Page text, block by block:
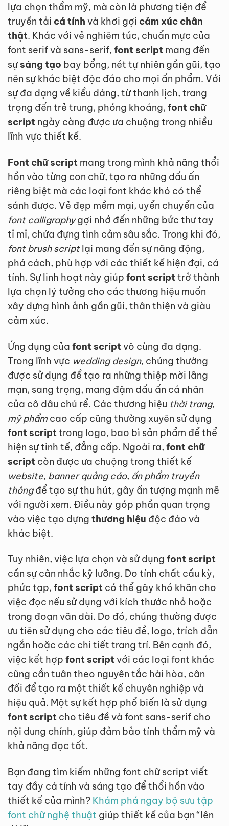
lựa chọn thẩm mỹ, mà còn là phương tiện để
truyền tải cá tính và khơi gợi cảm xúc chân
thật. Khác với vẻ nghiêm túc, chuẩn mực của
font serif và sans-serif, font script mang đến
sựsáng tạo bay bổng, nét tự nhiên gần gũi, tạo
nên sự khác biệt độc đáo cho mọi ấn phẩm. Với
sự đa dạng về kiểu dáng, từ thanh lịch, trang
trọng đến trẻ trung, phóng khoáng, font chữ
script ngày càng được ưa chuộng trong nhiều
lĩnh vực thiết kế.
Font chữ script mang trong mình khả năng thổi
hồn vào từng con chữ, tạo ra những dấu ấn
riêng biệt mà các loại font khác khó có thể
sánh được. Vẻ đẹp mềm mại, uyển chuyển của
font calligraphygợi nhớ đến những bức thư tay
tỉ mỉ, chứa đựng tình cảm sâu sắc. Trong khi đó,
font brush scriptlại mang đến sự năng động,
phá cách, phù hợp với các thiết kế hiện đại, cá
tính. Sự linh hoạt này giúp font script trở thành
lựa chọn lý tưởng cho các thương hiệu muốn
xây dựng hình ảnh gần gũi, thân thiện và giàu
cảm xúc.
Ứng dụng của font script vô cùng đa dạng.
Trong lĩnh vực wedding design, chúng thường
được sử dụng để tạo ra những thiệp mời lãng
mạn, sang trọng, mang đậm dấu ấn cá nhân
của cô dâu chú rể. Các thương hiệu thời trang,
mỹ phẩm cao cấp cũng thường xuyên sử dụng
font script trong logo, bao bì sản phẩm để thể
hiện sự tinh tế, đẳng cấp. Ngoài ra, font chữ
script còn được ưa chuộng trong thiết kế
website, banner quảng cáo, ấn phẩm truyền
thôngđể tạo sự thu hút, gây ấn tượng mạnh mẽ
với người xem. Điều này góp phần quan trọng
vào việc tạo dựng thương hiệu độc đáo và
khác biệt.
Tuy nhiên, việc lựa chọn và sử dụng font script
cần sự cân nhắc kỹ lưỡng. Do tính chất cầu kỳ,
phức tạp, font script có thể gây khó khăn cho
việc đọc nếu sử dụng với kích thước nhỏ hoặc
trong đoạn văn dài. Do đó, chúng thường được
ưu tiên sử dụng cho các tiêu đề, logo, trích dẫn
ngắn hoặc các chi tiết trang trí. Bên cạnh đó,
việc kết hợp font script với các loại font khác
cũng cần tuân theo nguyên tắc hài hòa, cân
đối để tạo ra một thiết kế chuyên nghiệp và
hiệu quả. Một sự kết hợp phổ biến là sử dụng
font script cho tiêu đề và font sans-serif cho
nội dung chính, giúp đảm bảo tính thẩm mỹ và
khả năng đọc tốt.
Bạn đang tìm kiếm những font chữ script viết
tay đầy cá tính và sáng tạo để thổi hồn vào
thiết kế của mình? Khám phá ngay bộ sưu tập
font chữ nghệ thuật giúp thiết kế của bạn “lên